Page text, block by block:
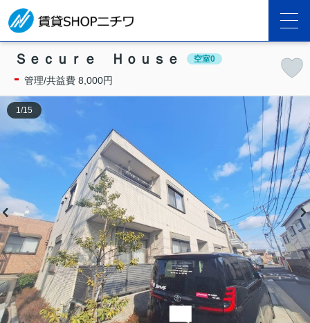
Ｓｅｃｕｒｅ Ｈｏｕｓｅ 空室0
- 管理/共益費 8,000円
1 /15